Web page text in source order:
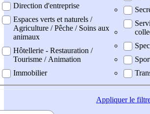
Direction d'entreprise
Espaces verts et naturels /
Agriculture / Pêche / Soins aux
animaux
Hôtellerie - Restauration /
Tourisme / Animation
Immobilier
Appliquerle